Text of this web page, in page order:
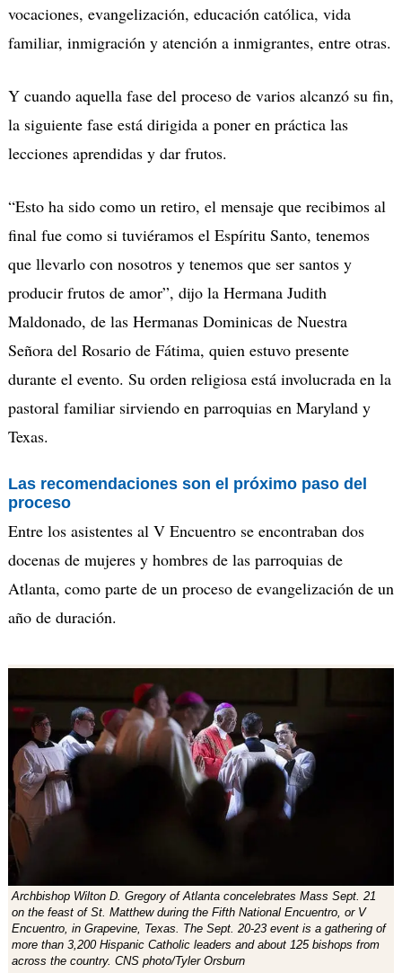
vocaciones, evangelización, educación católica, vida
familiar, inmigración y atención a inmigrantes, entre otras.
Y cuando aquella fase del proceso de varios alcanzó su fin,
la siguiente fase está dirigida a poner en práctica las
lecciones aprendidas y dar frutos.
“Esto ha sido como un retiro, el mensaje que recibimos al
final fue como si tuviéramos el Espíritu Santo, tenemos
que llevarlo con nosotros y tenemos que ser santos y
producir frutos de amor”, dijo la Hermana Judith
Maldonado, de las Hermanas Dominicas de Nuestra
Señora del Rosario de Fátima, quien estuvo presente
durante el evento. Su orden religiosa está involucrada en la
pastoral familiar sirviendo en parroquias en Maryland y
Texas.
Las recomendaciones son el próximo paso del
proceso
Entre los asistentes al V Encuentro se encontraban dos
docenas de mujeres y hombres de las parroquias de
Atlanta, como parte de un proceso de evangelización de un
año de duración.
Archbishop Wilton D. Gregory of Atlanta concelebrates Mass Sept. 21
on the feast of St. Matthew during the Fifth National Encuentro, or V
Encuentro, in Grapevine, Texas. The Sept. 20-23 event is a gathering of
more than 3,200 Hispanic Catholic leaders and about 125 bishops from
across the country. CNS photo/Tyler Orsburn